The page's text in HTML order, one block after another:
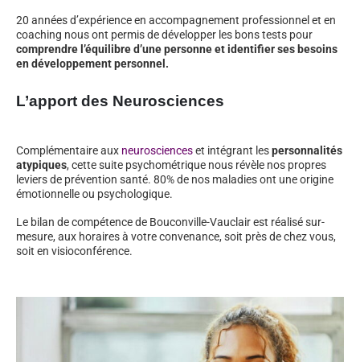
20 années d’expérience en accompagnement professionnel et en
coaching nous ont permis de développer les bons tests pour
comprendre l’équilibre d’une personne et identifier ses besoins
en développement personnel.
L’apport des Neurosciences
Complémentaire aux neuroscienceset intégrant lespersonnalités
atypiques, cette suite psychométrique nous révèle nos propres
leviers de prévention santé. 80% de nos maladies ont une origine
émotionnelle ou psychologique.
Le bilan de compétence de Bouconville-Vauclair est réalisé sur-
mesure, aux horaires à votre convenance, soit près de chez vous,
soit en visioconférence.